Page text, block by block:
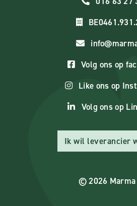
Volg ons op
Like ons op
Volg ons op
Ik wil leverancier
© 2026